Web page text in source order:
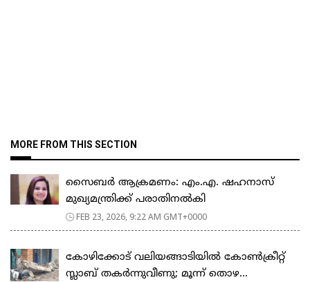
MORE FROM THIS SECTION
സൈബർ ആക്രമണം: എം.എ. ഷഹനാസ്
മുഖ്യമന്ത്രിക്ക് പരാതിനൽകി
FEB 23, 2026, 9:22 AM GMT+0000
കോഴിക്കോട് വലിയങ്ങാടിയിൽ കോൺക്രീറ്റ്
സ്ലാബ് തകർന്നുവീണു; മൂന്ന് തൊഴ...